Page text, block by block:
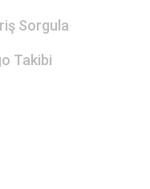
Sorgula
Takibi